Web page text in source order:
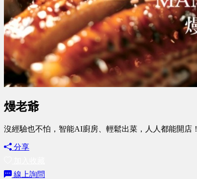
熳老爺
沒經驗也不怕，智能AI廚房、輕鬆出菜，人人都能開店！
分享
線上詢問